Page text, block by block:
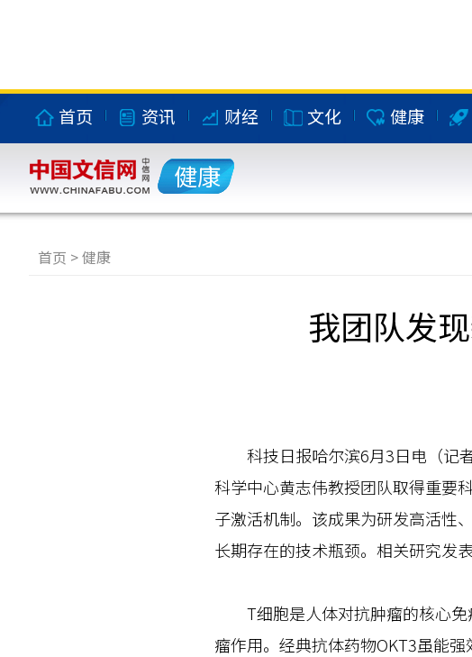
首页 资讯 财经 文化 健康
健康
首页 >健康
我团队发
科技日报哈尔滨6月3日电（记者
科学中心黄志伟教授团队取得重要
子激活机制。该成果为研发高活性
长期存在的技术瓶颈。相关研究发
T细胞是人体对抗肿瘤的核心免
瘤作用。经典抗体药物OKT3虽能